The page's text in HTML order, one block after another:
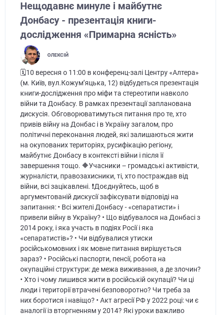
Нещодавнє минуле і майбутнє
Донбасу - презентація книги-
дослідження «Примарна ясність»
ОЛЕКСІЙ
🗓️10 вересня о 11:00 в конференц-залі Центру «Алтера»
(м. Київ, вул.Кожум’яцька, 12) відбудеться презентація
книги-дослідження про міфи та стереотипи навколо
війни та Донбасу. В рамках презентації запланована
дискусія. Обговорюватимуться питання про те, хто
привів війну на Донбас і в Україну загалом, про
політичні переконання людей, які залишаються жити
на окупованих територіях, русифікацію регіону,
майбутнє Донбасу в контексті війни і після її
завершення тощо. 🔶Учасники – громадські активісти,
журналісти, правозахисники, ті, хто постраждав від
війни, всі зацікавлені. ❗Доєднуйтесь, щоб в
аргументованій дискусії зафіксувати відповіді на
запитання: • Всі жителі Донбасу - «сепаратисти» і
привели війну в Україну? • Що відбувалося на Донбасі з
2014 року, і яка участь в подіях Росії і яка
«сепаратистів»? • Чи відбувалися утиски
російськомовних і як мовне питання вирішується
зараз? • Російські паспорти, пенсії, робота на
окупаційні структури: де межа виживання, а де злочин?
• Хто і чому лишився жити в російській окупації? Чи ці
люди і території втрачені безповоротно? Чи треба за
них боротися і навіщо? • Акт агресії РФ у 2022 році: чи є
аналогії із вторгненням у 2014? Які уроки важливо